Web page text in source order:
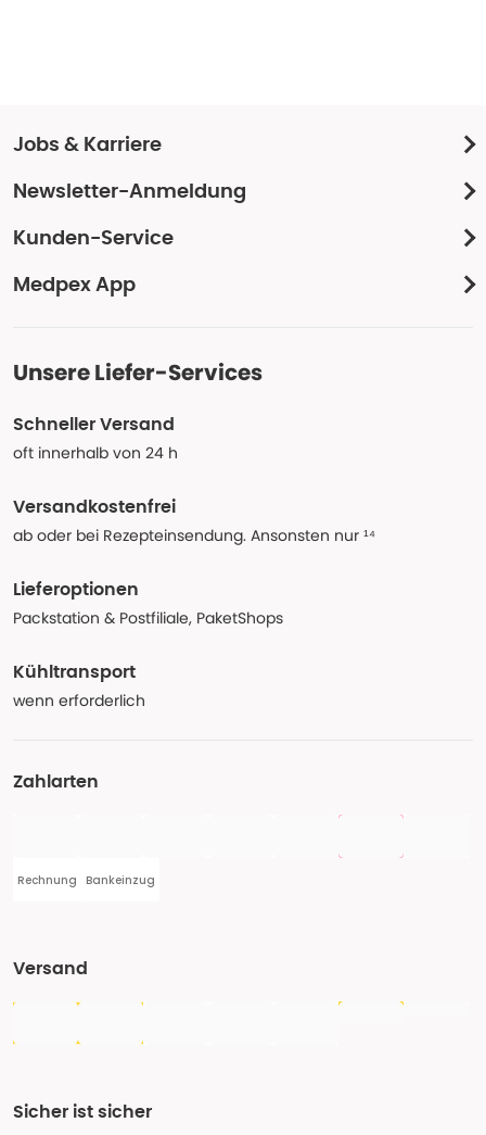
Jobs & Karriere
Newsletter-Anmeldung
Kunden-Service
Medpex App
Unsere Liefer-Services
Schneller Versand
oft innerhalb von 24 h
Versandkostenfrei
ab oder bei Rezepteinsendung. Ansonsten nur ¹⁴
Lieferoptionen
Packstation & Postfiliale, PaketShops
Kühltransport
wenn erforderlich
Zahlarten
Rechnung Bankeinzug
Versand
Sicher ist sicher